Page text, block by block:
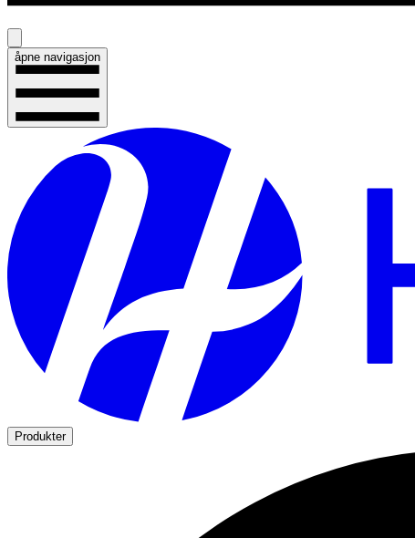
åpne navigasjon
Produkter